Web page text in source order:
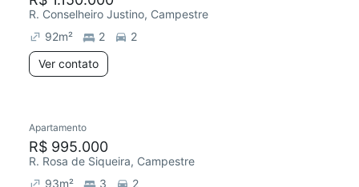
R. Conselheiro Justino, Campestre
92m² 2
2
Ver contato
Apartamento
R$ 995.000
R. Rosa de Siqueira, Campestre
93m² 3 2